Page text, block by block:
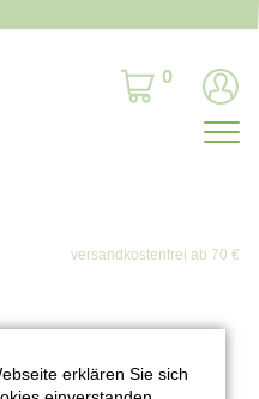
0
wird bearbeitet.
erklären Sie sich